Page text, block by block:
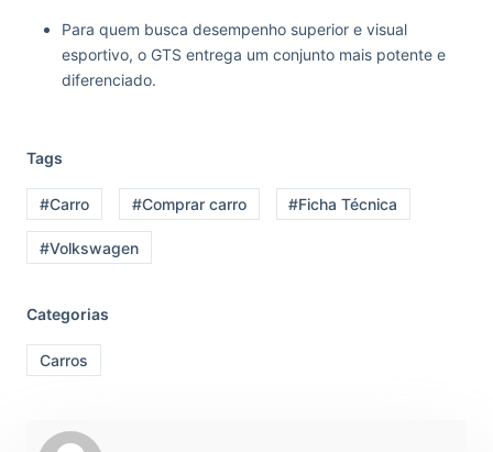
Para quem busca desempenho superior e visual
esportivo, o GTS entrega um conjunto mais potente e
diferenciado.
Tags
#Carro #Comprar carro #Ficha Técnica
#Volkswagen
Categorias
Carros